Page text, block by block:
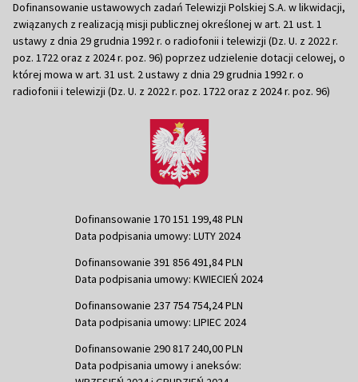
Dofinansowanie ustawowych zadań Telewizji Polskiej S.A. w likwidacji,
związanych z realizacją misji publicznej określonej w art. 21 ust. 1
ustawy z dnia 29 grudnia 1992 r. o radiofonii i telewizji (Dz. U. z 2022 r.
poz. 1722 oraz z 2024 r. poz. 96) poprzez udzielenie dotacji celowej, o
której mowa w art. 31 ust. 2 ustawy z dnia 29 grudnia 1992 r. o
radiofonii i telewizji (Dz. U. z 2022 r. poz. 1722 oraz z 2024 r. poz. 96)
Dofinansowanie 170 151 199,48 PLN
Data podpisania umowy: LUTY 2024
Dofinansowanie 391 856 491,84 PLN
Data podpisania umowy: KWIECIEŃ 2024
Dofinansowanie 237 754 754,24 PLN
Data podpisania umowy: LIPIEC 2024
Dofinansowanie 290 817 240,00 PLN
Data podpisania umowy i aneksów: